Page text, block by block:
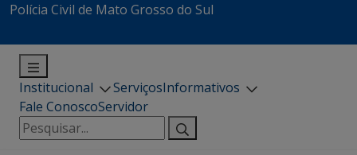
Polícia Civil de Mato Grosso do Sul
Institucional ServiçosInformativos
Fale ConoscoServidor
Pesquisar
por: